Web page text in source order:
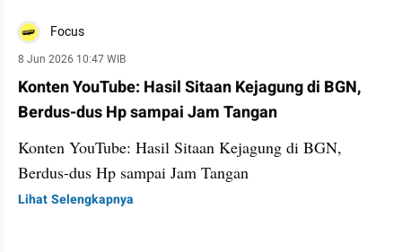
Focus
8 Jun 2026 10:47 WIB
Konten YouTube: Hasil Sitaan Kejagung di BGN,
Berdus-dus Hp sampai Jam Tangan
Konten YouTube: Hasil Sitaan Kejagung di BGN,
Berdus-dus Hp sampai Jam Tangan
Lihat Selengkapnya